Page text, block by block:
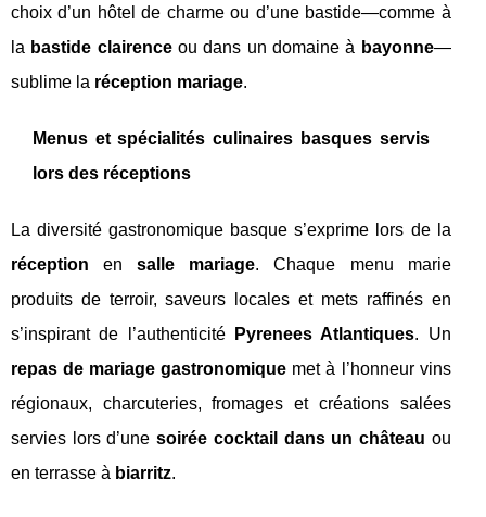
choix d’un hôtel de charme ou d’une bastide—comme à
la bastide clairenceou dans un domaine à bayonne—
sublime la réception mariage.
Menus et spécialités culinaires basques servis
lors des réceptions
La diversité gastronomique basque s’exprime lors de la
réception ensalle mariage. Chaque menu marie
produits de terroir, saveurs locales et mets raffinés en
s’inspirant de l’authenticité
Pyrenees Atlantiques. Un
repas de mariage gastronomique met à l’honneur vins
régionaux, charcuteries, fromages et créations salées
servies lors d’unesoirée cocktail dans un château ou
en terrasse à biarritz.